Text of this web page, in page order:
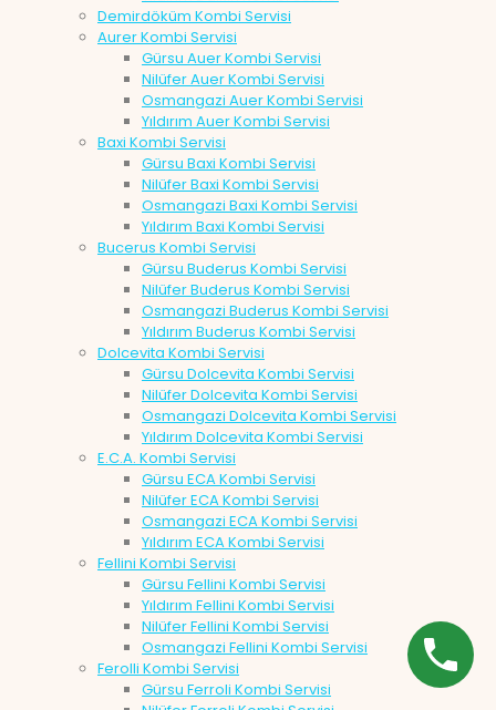
Demirdöküm Kombi Servisi
Aurer Kombi Servisi
Gürsu Auer Kombi Servisi
Nilüfer Auer Kombi Servisi
Osmangazi Auer Kombi Servisi
Yıldırım Auer Kombi Servisi
Baxi Kombi Servisi
Gürsu Baxi Kombi Servisi
Nilüfer Baxi Kombi Servisi
Osmangazi Baxi Kombi Servisi
Yıldırım Baxi Kombi Servisi
Bucerus Kombi Servisi
Gürsu Buderus Kombi Servisi
Nilüfer Buderus Kombi Servisi
Osmangazi Buderus Kombi Servisi
Yıldırım Buderus Kombi Servisi
Dolcevita Kombi Servisi
Gürsu Dolcevita Kombi Servisi
Nilüfer Dolcevita Kombi Servisi
Osmangazi Dolcevita Kombi Servisi
Yıldırım Dolcevita Kombi Servisi
E.C.A. Kombi Servisi
Gürsu ECA Kombi Servisi
Nilüfer ECA Kombi Servisi
Osmangazi ECA Kombi Servisi
Yıldırım ECA Kombi Servisi
Fellini Kombi Servisi
Gürsu Fellini Kombi Servisi
Yıldırım Fellini Kombi Servisi
Nilüfer Fellini Kombi Servisi
Osmangazi Fellini Kombi Servisi
Ferolli Kombi Servisi
Gürsu Ferroli Kombi Servisi